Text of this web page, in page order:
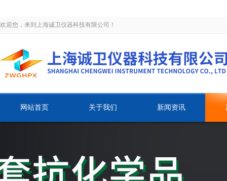
欢迎您，来到上海诚卫仪器科技有限公司！
网站首页 关于我们 新闻资讯